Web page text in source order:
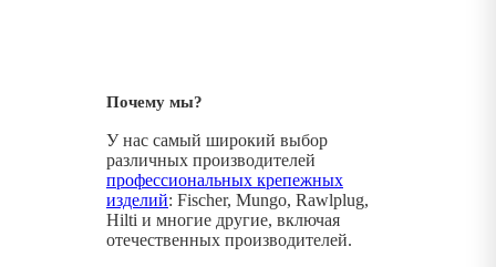
Почему мы?
У нас самый широкий выбор
различных производителей
профессиональных крепежных
изделий: Fischer, Mungo, Rawlplug,
Hilti и многие другие, включая
отечественных производителей.